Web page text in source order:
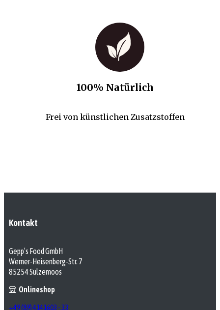
100% Natürlich
Frei von künstlichen Zusatzstoffen
Kontakt
Gepp’s Food GmbH
Werner-Heisenberg-Str. 7
85254 Sulzemoos
Onlineshop
+49 (89) 4141603 - 33